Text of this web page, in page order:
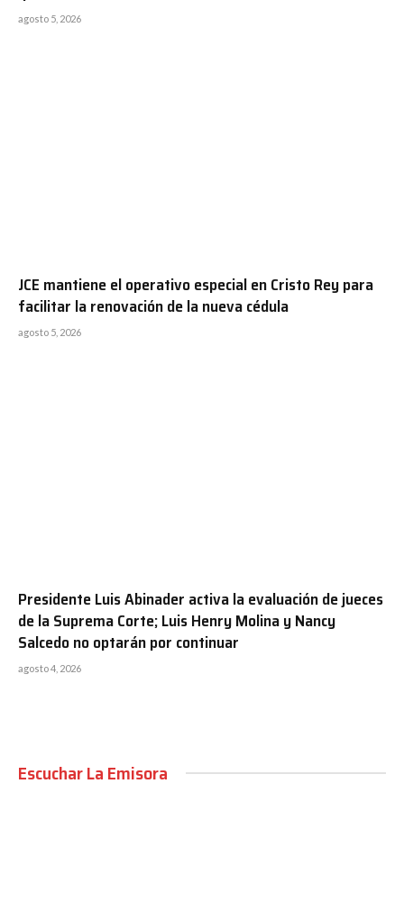
agosto 5, 2026
JCE mantiene el operativo especial en Cristo Rey para
facilitar la renovación de la nueva cédula
agosto 5, 2026
Presidente Luis Abinader activa la evaluación de jueces
de la Suprema Corte; Luis Henry Molina y Nancy
Salcedo no optarán por continuar
agosto 4, 2026
Escuchar La Emisora